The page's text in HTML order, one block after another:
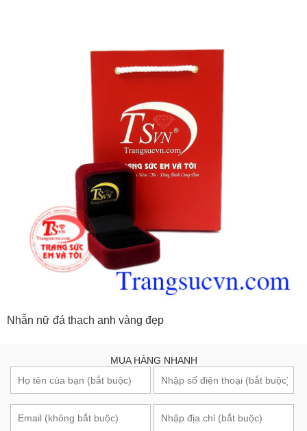
Nhẫn nữ đá thạch anh vàng đẹp
MUA HÀNG NHANH